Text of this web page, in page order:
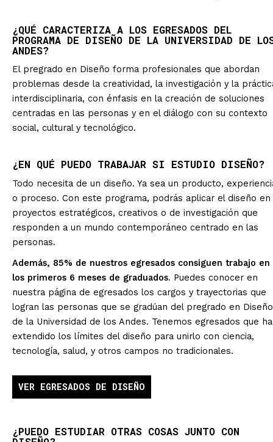
¿QUÉ CARACTERIZA A LOS EGRESADOS DEL
PROGRAMA DE DISEÑO DE LA UNIVERSIDAD DE
ANDES?
El pregrado en Diseño forma profesionales que abordan
problemas desde la creatividad, la investigación y la
interdisciplinaria, con énfasis en la creación de soluciones
centradas en las personas y en el diálogo con su contexto
social, cultural y tecnológico.
¿EN QUÉ PUEDO TRABAJAR SI ESTUDIO DISEÑO?
Todo necesita de un diseño. Ya sea un producto,
o proceso. Con este programa, podrás aplicar el diseño en
proyectos estratégicos, creativos o de investigación que
responden a un mundo contemporáneo centrado en las
personas.
Además, 85% de nuestros egresados consiguen trabajo en
los primeros 6 meses de graduados. Puedes conocer en
nuestra página de egresados los cargos y trayectorias que
logran las personas que se gradúan del pregrado en Diseño
de la Universidad de los Andes. Tenemos egresados que
extendido los límites del diseño para unirlo con ciencia,
tecnología, salud, y otros campos no tradicionales.
VER EGRESADOS DE DISEÑO
¿PUEDO ESTUDIAR OTRAS COSAS JUNTO CON